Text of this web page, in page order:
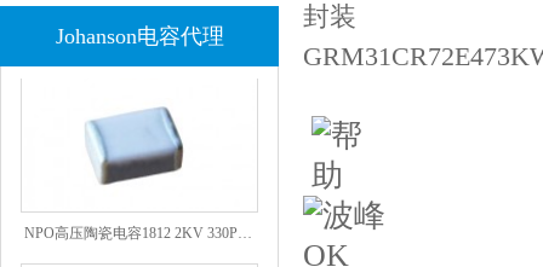
Johanson电容代理
封装